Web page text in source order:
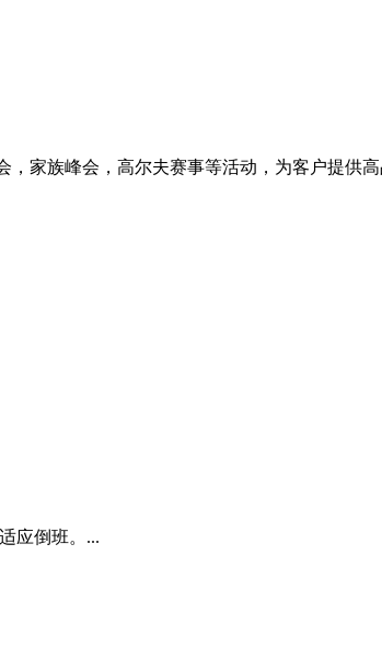
家族峰会，高尔夫赛事等活动，为客户提供
应倒班。...